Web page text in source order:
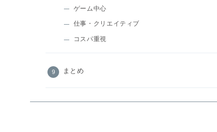
ゲーム中心
仕事・クリエイティブ
コスパ重視
まとめ